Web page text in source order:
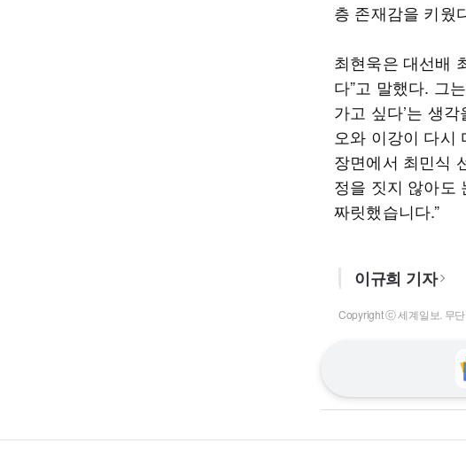
층 존재감을 키웠
최현욱은 대선배
다”고 말했다. 그
가고 싶다’는 생
오와 이강이 다시
장면에서 최민식
정을 짓지 않아도
짜릿했습니다.”
이규희 기자
Copyright ⓒ 세계일보. 무